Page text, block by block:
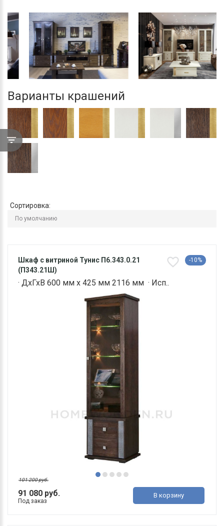
Варианты крашений
Сортировка:
Шкаф с витриной Тунис П6.343.0.21
(П343.21Ш)
-10%
· ДхГхВ 600 мм х 425 мм 2116 мм · Исп..
91 080 руб.
101 200 руб.
Под заказ
В корзину